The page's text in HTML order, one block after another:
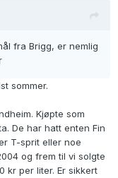
fra Brigg, er nemlig
sommer.
Kjøpte som
De har hatt enten Fin
T-sprit eller noe
og frem til vi solgte
kr per liter. Er sikkert